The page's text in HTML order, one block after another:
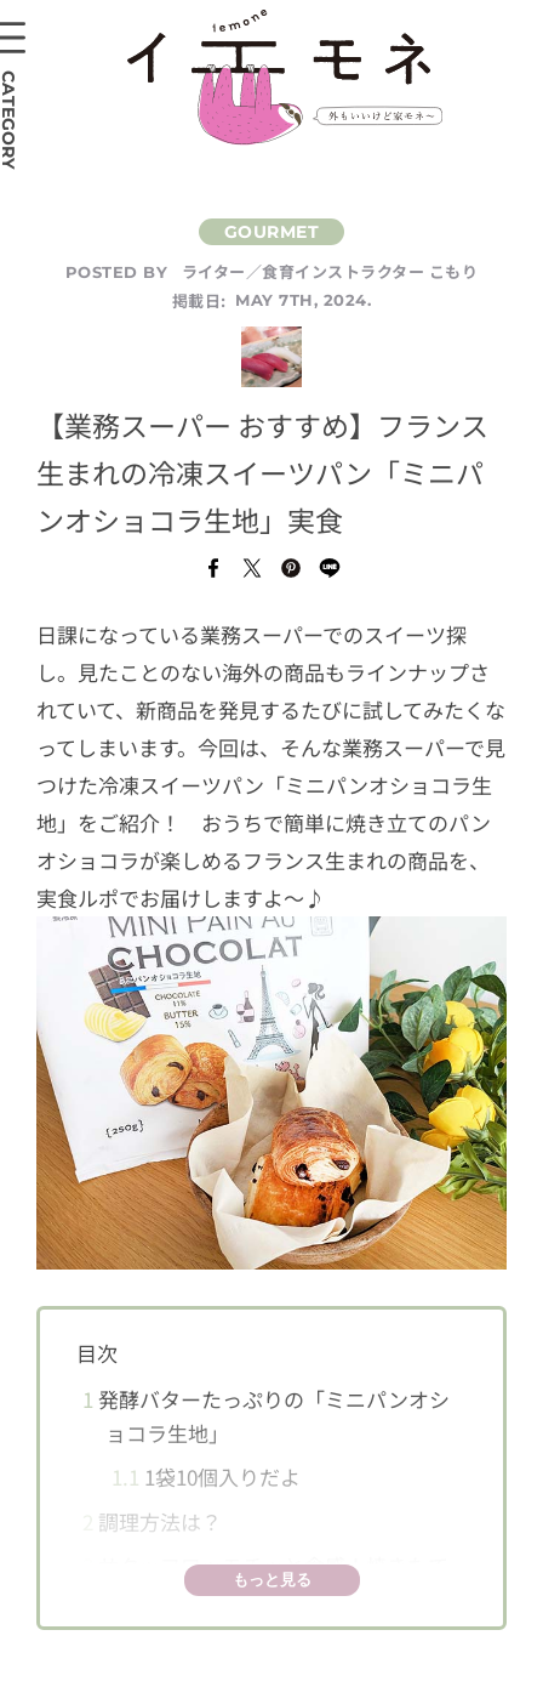
POSTED BY
ライター／食育インストラクター こもり
掲載日:
MAY 7TH, 2024.
【業務スーパー おすすめ】フランス
生まれの冷凍スイーツパン「ミニパ
ンオショコラ生地」実食
日課になっている業務スーパーでのスイーツ探
し。見たことのない海外の商品もラインナップさ
れていて、新商品を発見するたびに試してみたくな
ってしまいます。今回は、そんな業務スーパーで見
つけた冷凍スイーツパン「ミニパンオショコラ生
地」をご紹介！ おうちで簡単に焼き立てのパン
オショコラが楽しめるフランス生まれの商品を、
実食ルポでお届けしますよ〜♪
目次
1 発酵バターたっぷりの「ミニパンオシ
ョコラ生地」
1.1 1袋10個入りだよ
調理方法は？
サクッフワッモチッと食感！焼きたて
最高〜♪
もっと見る